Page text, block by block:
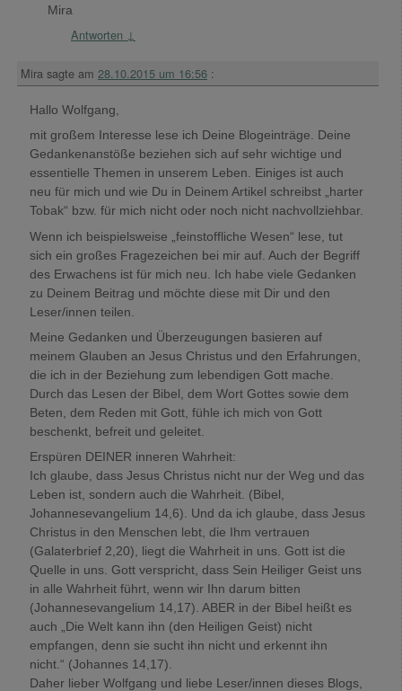
Mira
Antworten ↓
Mira sagte am 28.10.2015 um 16:56 :
Hallo Wolfgang,
mit großem Interesse lese ich Deine Blogeinträge. Deine
Gedankenanstöße beziehen sich auf sehr wichtige und
essentielle Themen in unserem Leben. Einiges ist auch
neu für mich und wie Du in Deinem Artikel schreibst „harter
Tobak“ bzw. für mich nicht oder noch nicht nachvollziehbar.
Wenn ich beispielsweise „feinstoffliche Wesen“ lese, tut
sich ein großes Fragezeichen bei mir auf. Auch der Begriff
des Erwachens ist für mich neu. Ich habe viele Gedanken
zu Deinem Beitrag und möchte diese mit Dir und den
Leser/innen teilen.
Meine Gedanken und Überzeugungen basieren auf
meinem Glauben an Jesus Christus und den Erfahrungen,
die ich in der Beziehung zum lebendigen Gott mache.
Durch das Lesen der Bibel, dem Wort Gottes sowie dem
Beten, dem Reden mit Gott, fühle ich mich von Gott
beschenkt, befreit und geleitet.
Erspüren DEINER inneren Wahrheit:
Ich glaube, dass Jesus Christus nicht nur der Weg und das
Leben ist, sondern auch die Wahrheit. (Bibel,
Johannesevangelium 14,6). Und da ich glaube, dass Jesus
Christus in den Menschen lebt, die Ihm vertrauen
(Galaterbrief 2,20), liegt die Wahrheit in uns. Gott ist die
Quelle in uns. Gott verspricht, dass Sein Heiliger Geist uns
in alle Wahrheit führt, wenn wir Ihn darum bitten
(Johannesevangelium 14,17). ABER in der Bibel heißt es
auch „Die Welt kann ihn (den Heiligen Geist) nicht
empfangen, denn sie sucht ihn nicht und erkennt ihn
nicht.“ (Johannes 14,17).
Daher lieber Wolfgang und liebe Leser/innen dieses Blogs,